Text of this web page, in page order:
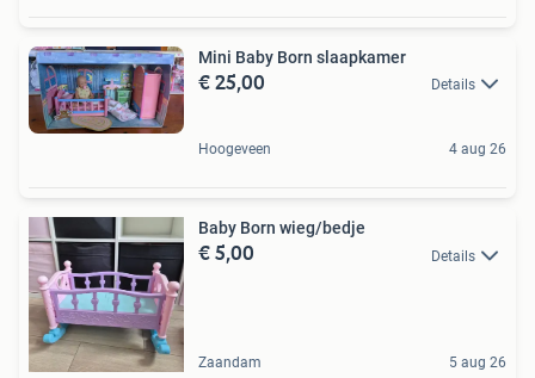
Mini Baby Born slaapkamer
€ 25,00 Details
Hoogeveen 4 aug 26
Baby Born wieg/bedje
€ 5,00 Details
Zaandam 5 aug 26